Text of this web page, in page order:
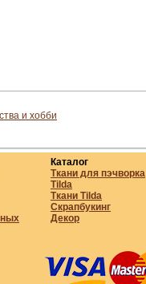
и хобби
Каталог
Ткани для пэчворка
Tilda
Ткани Tilda
Скрапбукинг
Декор